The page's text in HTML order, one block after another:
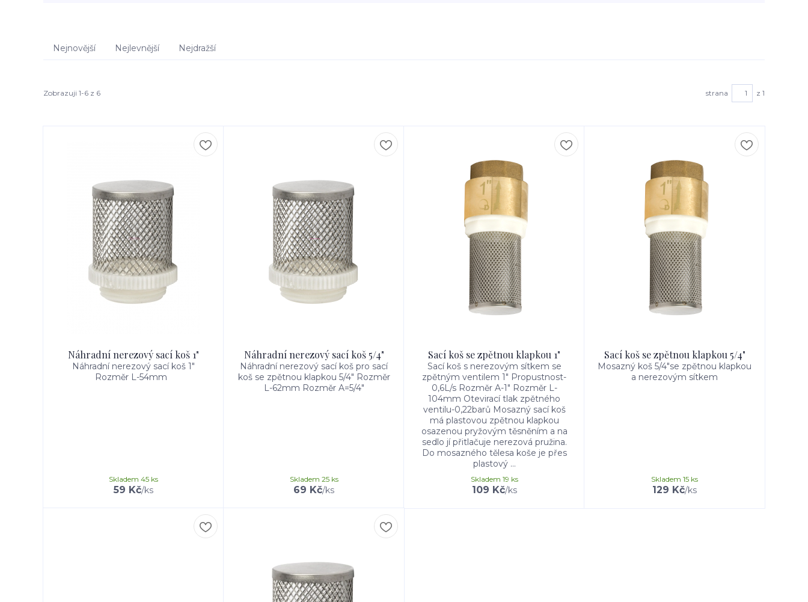
Nejnovější Nejlevnější Nejdražší
Zobrazuji 1-6 z 6 strana z 1
Náhradní nerezový sací koš 1"
Náhradní nerezový sací koš 1"
Rozměr L-54mm
59 Kč/ks
Skladem 45 ks
Náhradní nerezový sací koš 5/4"
Náhradní nerezový sací koš pro sací
koš se zpětnou klapkou 5/4" Rozměr
L-62mm Rozměr A=5/4"
69 Kč/ks
Skladem 25 ks
Sací koš se zpětnou klapkou 1"
Sací koš s nerezovým sítkem se
zpětným ventilem 1" Propustnost-
0,6L/s Rozměr A-1" Rozměr L-
104mm Otevirací tlak zpětného
ventilu-0,22barů Mosazný sací koš
má plastovou zpětnou klapkou
osazenou pryžovým těsněním a na
sedlo jí přitlačuje nerezová pružina.
Do mosazného tělesa koše je přes
plastový ...
109 Kč/ks
Skladem 19 ks
Sací koš se zpětnou klapkou 5/4"
Mosazný koš 5/4"se zpětnou klapkou
a nerezovým sítkem
129 Kč/ks
Skladem 15 ks